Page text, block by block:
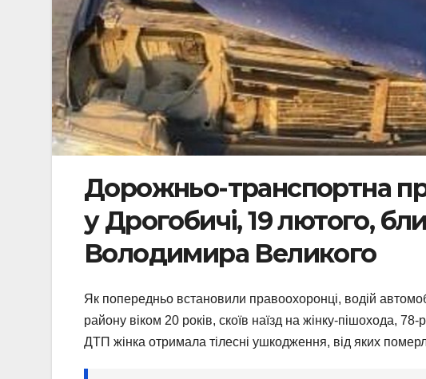
Дорожньо-транспортна
у Дрогобичі, 19 лютого,
Володимира Великого
Як попередньо встановили правоохоронці, водій
району віком 20 років, скоїв наїзд на жінку-пішохода,
ДТП жінка отримала тілесні ушкодження, від яких